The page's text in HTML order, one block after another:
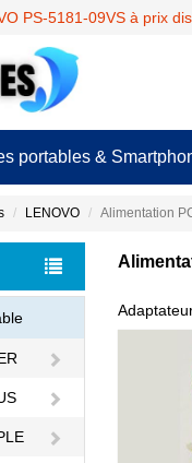
PS-5181-09VS à prix
portables &
LENOVO Alimentation